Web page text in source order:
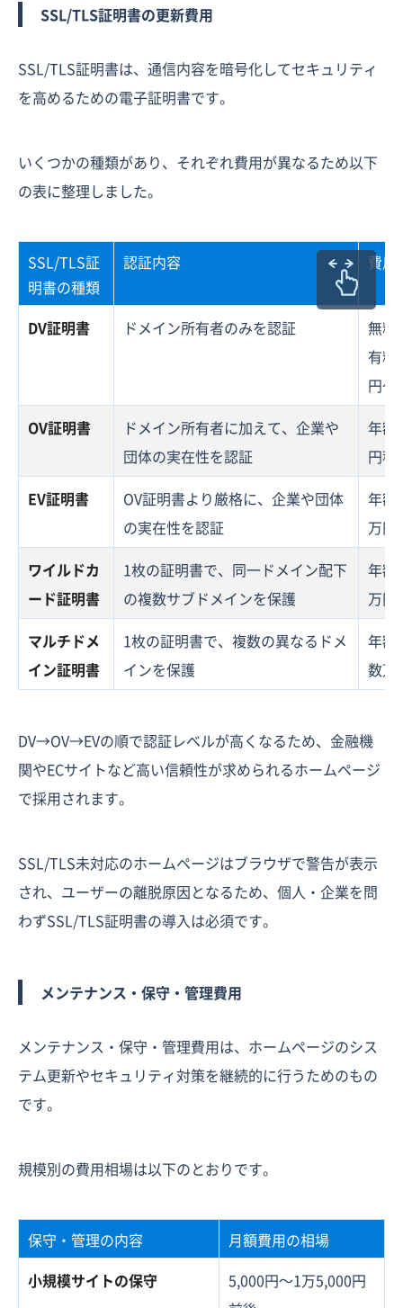
SSL/TLS証明書の更新費用
SSL/TLS証明書は、通信内容を暗号化してセキュリティ
を高めるための電子証明書です。
いくつかの種類があり、それぞれ費用が異なるため以下
の表に整理しました。
SSL/TLS証
明書の種類
認証内容 費用
DV証明書 ドメイン所有者のみを認証
無料
有料
円〜
OV証明書
ドメイン所有者に加えて、企業や
団体の実在性を認証
年額
円程
EV証明書
OV証明書より厳格に、企業や団体
の実在性を認証
年額
万円
ワイルドカ
ード証明書
1枚の証明書で、同一ドメイン配下
の複数サブドメインを保護
年額
万円
マルチドメ
イン証明書
1枚の証明書で、複数の異なるドメ
インを保護
年額
数万
DV→OV→EVの順で認証レベルが高くなるため、金融機
関やECサイトなど高い信頼性が求められるホームページ
で採用されます。
SSL/TLS未対応のホームページはブラウザで警告が表示
され、ユーザーの離脱原因となるため、個人・企業を問
わずSSL/TLS証明書の導入は必須です。
メンテナンス・保守・管理費用
メンテナンス・保守・管理費用は、ホームページのシス
テム更新やセキュリティ対策を継続的に行うためのもの
です。
規模別の費用相場は以下のとおりです。
保守・管理の内容
月額費用の相場
小規模サイトの保守
5,000円〜1万5,000円